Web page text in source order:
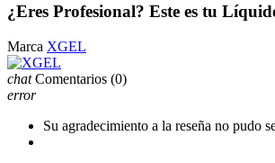
¿Eres Profesional? Este es tu
Marca XGEL
chat Comentarios (0)
error
Su agradecimiento a la reseña no pudo